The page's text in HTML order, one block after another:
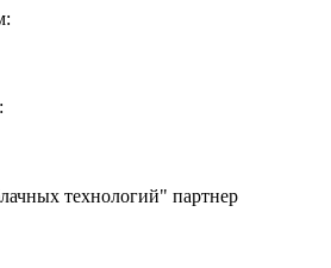
технологий" партнер